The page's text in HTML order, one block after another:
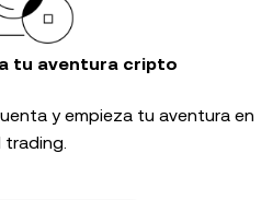
tu aventura cripto
y empieza tu aventura en
trading.